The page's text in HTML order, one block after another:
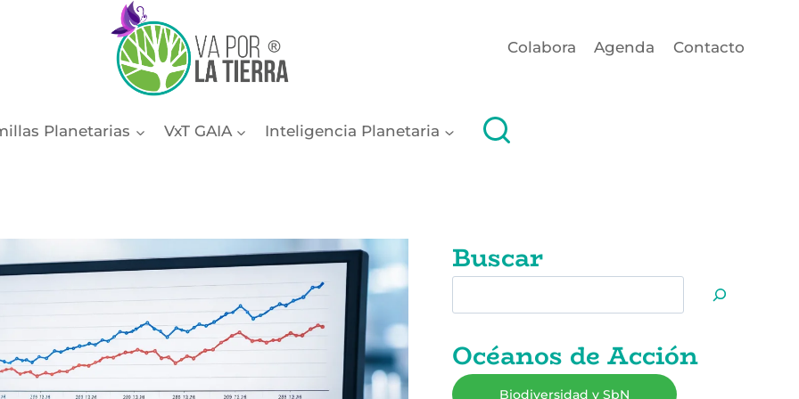
Colabora Agenda Contacto
Planetarias VxT GAIA Inteligencia Planetaria
Buscar
Océanos de Acción
Biodiversidad y SbN